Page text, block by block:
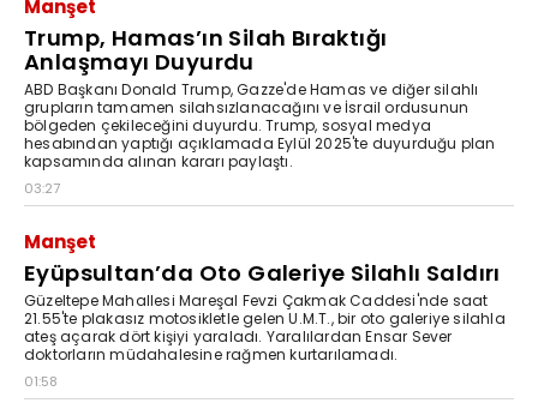
Manşet
Trump, Hamas’ın Silah Bıraktığı
Anlaşmayı Duyurdu
ABD Başkanı Donald Trump, Gazze'de Hamas ve diğer silahlı
grupların tamamen silahsızlanacağını ve İsrail ordusunun
bölgeden çekileceğini duyurdu. Trump, sosyal medya
hesabından yaptığı açıklamada Eylül 2025'te duyurduğu plan
kapsamında alınan kararı paylaştı.
03:27
Manşet
Eyüpsultan’da Oto Galeriye Silahlı Saldırı
Güzeltepe Mahallesi Mareşal Fevzi Çakmak Caddesi'nde saat
21.55'te plakasız motosikletle gelen U.M.T., bir oto galeriye silahla
ateş açarak dört kişiyi yaraladı. Yaralılardan Ensar Sever
doktorların müdahalesine rağmen kurtarılamadı.
01:58